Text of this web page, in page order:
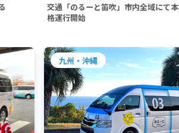
交通「のるーと笛吹」市内全域にて本
格運行開始
九州・沖縄